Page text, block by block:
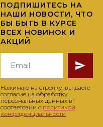
ПОДПИШИТЕСЬ НА
НАШИ НОВОСТИ, ЧТО
БЫ БЫТЬ В КУРСЕ
ВСЕХ НОВИНОК И
АКЦИЙ
Нажимаю на стрелку, вы даете
согласие на обработку
персональных данных в
соответсвии с политикой
конфиденциальности